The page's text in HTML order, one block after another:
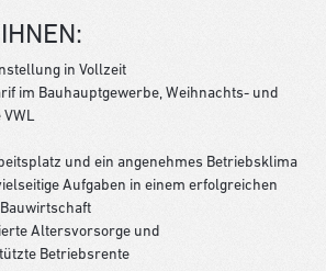
in Vollzeit
im Bauhauptgewerbe, Weihnachts- und
und ein angenehmes Betriebsklima
Aufgaben in einem erfolgreichen
Altersvorsorge und
Betriebsrente